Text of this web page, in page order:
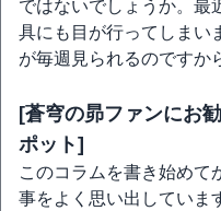
ではないでしょうか。最
具にも目が行ってしまい
が毎週見られるのですか
[蒼穹の昴ファンにお
ポット]
このコラムを書き始めて
事をよく思い出していま